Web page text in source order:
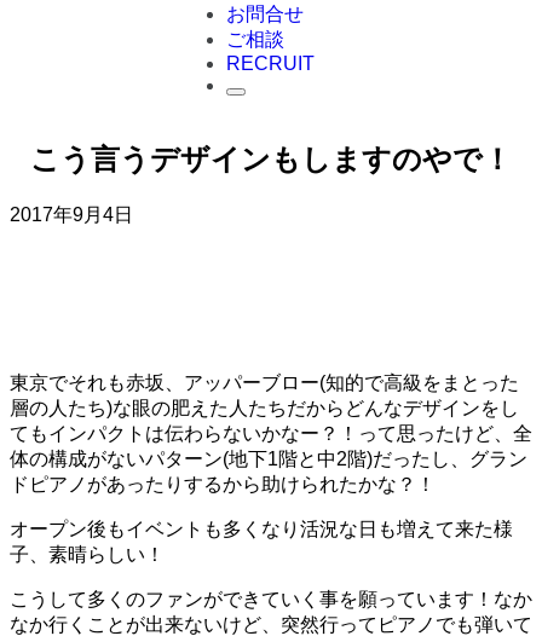
お問合せ
ご相談
RECRUIT
こう言うデザインもしますのやで！
2017年9月4日
東京でそれも赤坂、アッパーブロー(知的で高級をまとった
層の人たち)な眼の肥えた人たちだからどんなデザインをし
てもインパクトは伝わらないかなー？！って思ったけど、全
体の構成がないパターン(地下1階と中2階)だったし、グラン
ドピアノがあったりするから助けられたかな？！
オープン後もイベントも多くなり活況な日も増えて来た様
子、素晴らしい！
こうして多くのファンができていく事を願っています！なか
なか行くことが出来ないけど、突然行ってピアノでも弾いて